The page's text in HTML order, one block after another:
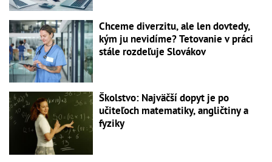
Chceme diverzitu, ale len dovtedy,
kým ju nevidíme? Tetovanie v práci
stále rozdeľuje Slovákov
Školstvo: Najväčší dopyt je po
učiteľoch matematiky, angličtiny a
fyziky